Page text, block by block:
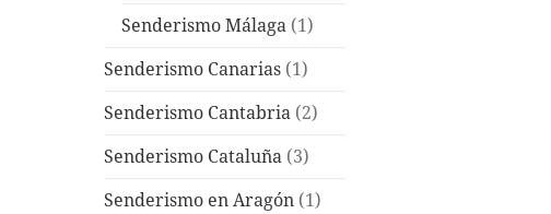
Senderismo Málaga (1)
Senderismo Canarias (1)
Senderismo Cantabria (2)
Senderismo Cataluña (3)
Senderismo en Aragón (1)